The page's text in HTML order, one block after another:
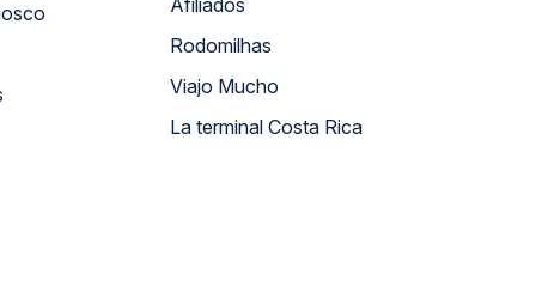
Afiliados
Rodomilhas
Viajo Mucho
La terminal Costa Rica